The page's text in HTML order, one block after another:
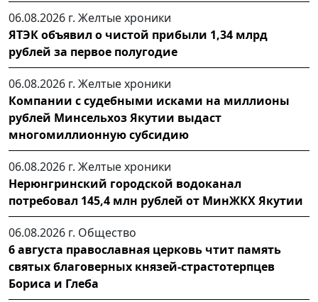
06.08.2026 г. Желтые хроники
ЯТЭК объявил о чистой прибыли 1,34 млрд
рублей за первое полугодие
06.08.2026 г. Желтые хроники
Компании с судебными исками на миллионы
рублей Минсельхоз Якутии выдаст
многомиллионную субсидию
06.08.2026 г. Желтые хроники
Нерюнгринский городской водоканал
потребовал 145,4 млн рублей от МинЖКХ Якутии
06.08.2026 г. Общество
6 августа православная церковь чтит память
святых благоверных князей-страстотерпцев
Бориса и Глеба